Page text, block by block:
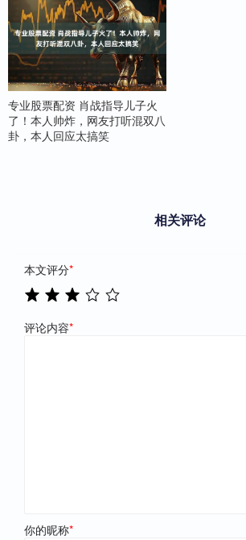
专业股票配资 肖战指导儿子火
了！本人帅炸，网友打听混双八
卦，本人回应太搞笑
相关评论
本文评分*
评论内容*
你的昵称*